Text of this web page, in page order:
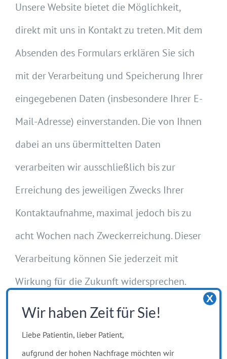
Unsere Website bietet die Möglichkeit,
direkt mit uns in Kontakt zu treten. Mit dem
Absenden des Formulars erklären Sie sich
mit der Verarbeitung und Speicherung Ihrer
eingegebenen Daten (insbesondere Ihrer E-
Mail-Adresse) einverstanden. Die von Ihnen
dabei an uns übermittelten Daten
verarbeiten wir ausschließlich bis zur
Erreichung des jeweiligen Zwecks Ihrer
Kontaktaufnahme, maximal jedoch bis zu
acht Wochen nach Zweckerreichung. Dieser
Verarbeitung können Sie jederzeit mit
Wirkung für die Zukunft widersprechen.
Nutzen Sie hierfür bitte unsere
gf[at]regiomedes.org. Die Rechtsgrundlage
Wir haben Zeit für Sie!
Liebe Patientin, lieber Patient,
aufgrund der hohen Nachfrage möchten wir
X